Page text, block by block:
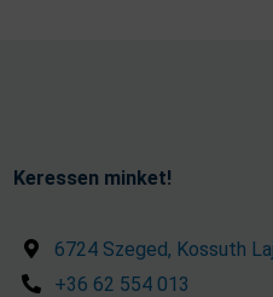
Keressen minket!
6724 Szeged, Kossuth
+36 62 554 013